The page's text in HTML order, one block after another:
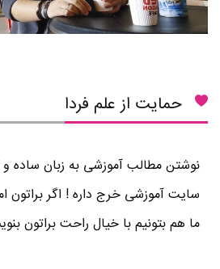
حمایت از علم فردا
نوشتن مطالب آموزشی به زبان ساده
سایت آموزشی خرج داره ! اگر براتون
ما هم بتونیم با خیال راحت براتون